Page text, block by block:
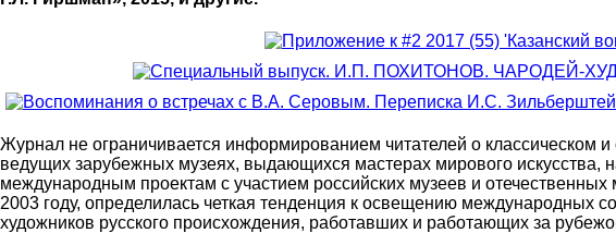
Журнал не ограничивается информированием читателей о
ведущих зарубежных музеях, выдающихся мастерах мирового
международным проектам с участием российских музеев и
2003 году, определилась четкая тенденция к освещению международных
художников русского происхождения, работавших и работающих за